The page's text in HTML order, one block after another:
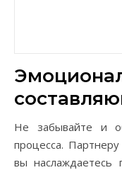
Не забывайте и
процесса.
вы наслаждаетесь